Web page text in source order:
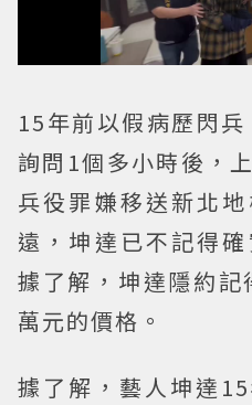
15年前以假病歷閃兵
詢問1個多小時後，
兵役罪嫌移送新北
遠，坤達已不記得
據了解，坤達隱約
萬元的價格。
據了解，藝人坤達